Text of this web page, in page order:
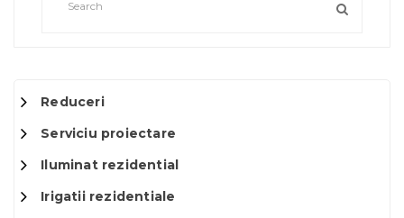
Reduceri
Serviciu proiectare
Iluminat rezidential
Irigatii rezidentiale